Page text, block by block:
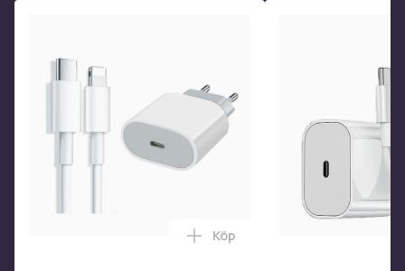
d92a7b92-07e0-52da-b987-9d9f0aa75bb3
Lägg till iPhone Laddare
Köp